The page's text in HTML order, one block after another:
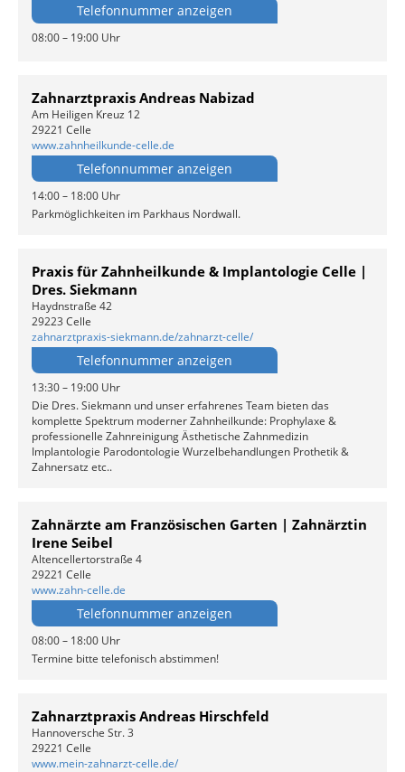
Telefonnummer anzeigen
08:00 – 19:00 Uhr
Zahnarztpraxis Andreas Nabizad
Am Heiligen Kreuz 12
29221 Celle
www.zahnheilkunde-celle.de
Telefonnummer anzeigen
14:00 – 18:00 Uhr
Parkmöglichkeiten im Parkhaus Nordwall.
Praxis für Zahnheilkunde & Implantologie Celle |
Dres. Siekmann
Haydnstraße 42
29223 Celle
zahnarztpraxis-siekmann.de/zahnarzt-celle/
Telefonnummer anzeigen
13:30 – 19:00 Uhr
Die Dres. Siekmann und unser erfahrenes Team bieten das
komplette Spektrum moderner Zahnheilkunde: Prophylaxe &
professionelle Zahnreinigung Ästhetische Zahnmedizin
Implantologie Parodontologie Wurzelbehandlungen Prothetik &
Zahnersatz etc..
Zahnärzte am Französischen Garten | Zahnärztin
Irene Seibel
Altencellertorstraße 4
29221 Celle
www.zahn-celle.de
Telefonnummer anzeigen
08:00 – 18:00 Uhr
Termine bitte telefonisch abstimmen!
Zahnarztpraxis Andreas Hirschfeld
Hannoversche Str. 3
29221 Celle
www.mein-zahnarzt-celle.de/